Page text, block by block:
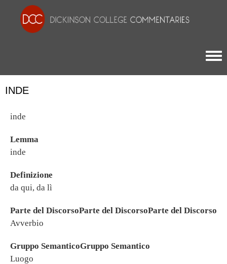
INDE
inde
Lemma
inde
Definizione
da qui, da lì
Parte del DiscorsoParte del DiscorsoParte del Discorso
Avverbio
Gruppo SemanticoGruppo Semantico
Luogo